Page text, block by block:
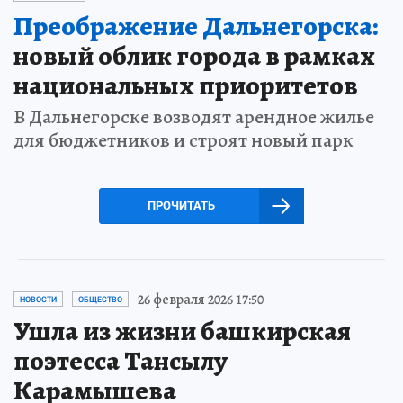
Преображение Дальнегорска:
новый облик города в рамках
национальных приоритетов
В Дальнегорске возводят арендное жилье
для бюджетников и строят новый парк
ПРОЧИТАТЬ
НОВОСТИ ОБЩЕСТВО 26 февраля 2026 17:50
Ушла из жизни башкирская
поэтесса Тансылу
Карамышева